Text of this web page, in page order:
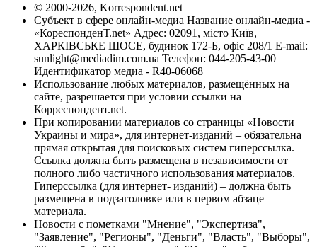
© 2000-2026, Korrespondent.net
Субъект в сфере онлайн-медиа Название онлайн-медиа -
«КореспонденТ.net» Адрес: 02091, місто Київ,
ХАРКІВСЬКЕ ШОСЕ, будинок 172-Б, офіс 208/1 E-mail:
sunlight@mediadim.com.ua Телефон: 044-205-43-00
Идентификатор медиа - R40-06068
Использование любых материалов, размещённых на
сайте, разрешается при условии ссылки на
Корреспондент.net.
При копировании материалов со страницы «Новости
Украины и мира», для интернет-изданий – обязательна
прямая открытая для поисковых систем гиперссылка.
Ссылка должна быть размещена в независимости от
полного либо частичного использования материалов.
Гиперссылка (для интернет- изданий) – должна быть
размещена в подзаголовке или в первом абзаце
материала.
Новости с пометками "Мнение", "Экспертиза",
"Заявление", "Регионы", "Деньги", "Власть", "Выборы",